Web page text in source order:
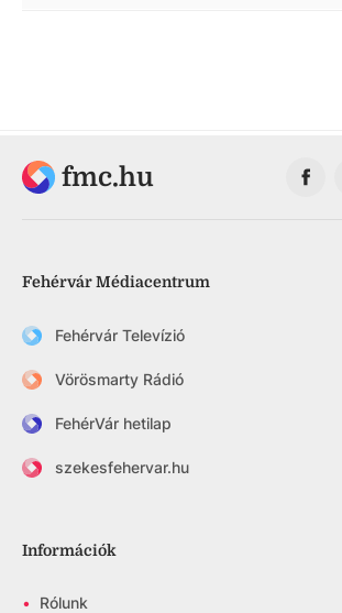
fmc.hu
Fehérvár Médiacentrum
Fehérvár Televízió
Vörösmarty Rádió
FehérVár hetilap
szekesfehervar.hu
Információk
• Rólunk